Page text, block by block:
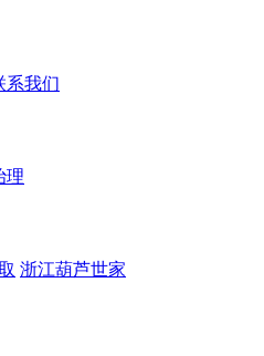
系我们
理
浙江葫芦世家